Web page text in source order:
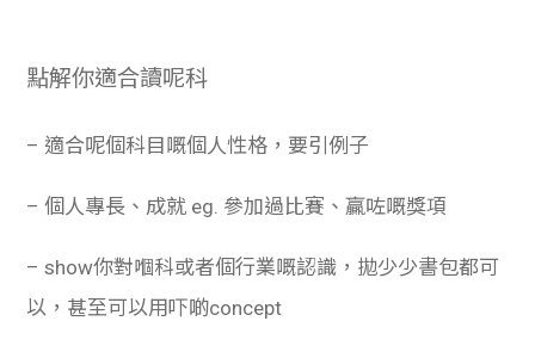
點解你適合讀呢科
– 適合呢個科目嘅個人性格，要引例子
– 個人專長、成就 eg. 參加過比賽、贏咗嘅獎項
– show你對嗰科或者個行業嘅認識，拋少少書包都可
以，甚至可以用吓啲concept